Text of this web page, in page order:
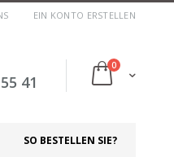
EIN KONTO ERSTELLEN
Cart
0Artikel
41
SO BESTELLEN SIE?